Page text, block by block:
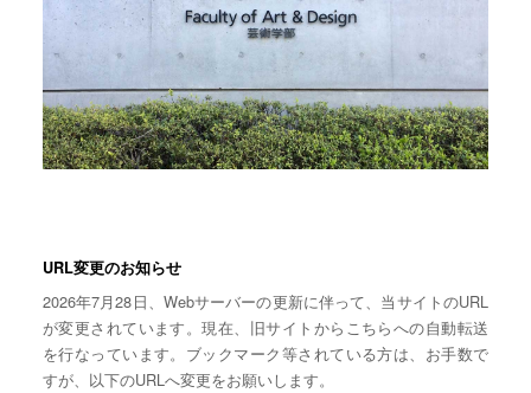
URL変更のお知らせ
2026年7月28日、Webサーバーの更新に伴って、当サイトのURL
が変更されています。現在、旧サイトからこちらへの自動転送
を行なっています。ブックマーク等されている方は、お手数で
すが、以下のURLへ変更をお願いします。